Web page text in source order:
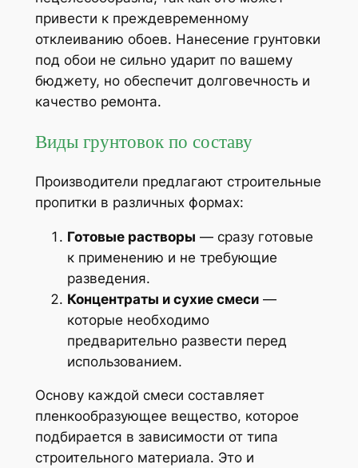
привести к преждевременному
отклеиванию обоев. Нанесение грунтовки
под обои не сильно ударит по вашему
бюджету, но обеспечит долговечность и
качество ремонта.
Виды грунтовок по составу
Производители предлагают строительные
пропитки в различных формах:
Готовые растворы — сразу готовые
к применению и не требующие
разведения.
Концентраты и сухие смеси—
которые необходимо
предварительно развести перед
использованием.
Основу каждой смеси составляет
пленкообразующее вещество, которое
подбирается в зависимости от типа
строительного материала. Это и